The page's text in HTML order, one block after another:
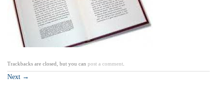
Trackbacks are closed, but you can post a comment
Next →